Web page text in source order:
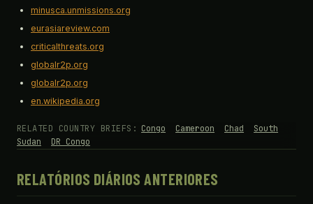
minusca.unmissions.org
eurasiareview.com
criticalthreats.org
globalr2p.org
globalr2p.org
en.wikipedia.org
RELATED COUNTRY BRIEFS: Congo Cameroon Chad
South
Sudan
DR Congo
RELATÓRIOS DIÁRIOS ANTERIORES